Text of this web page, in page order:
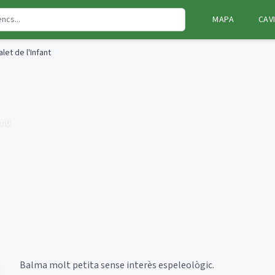
MAPA
de l'Infant
Balma molt petita sense interès espeleològic.